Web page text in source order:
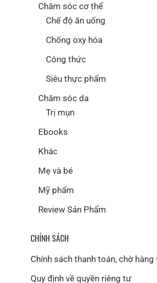
Chăm sóc cơ thể
Chế độ ăn uống
Chống oxy hóa
Công thức
Siêu thực phẩm
Chăm sóc da
Trị mụn
Ebooks
Khác
Mẹ và bé
Mỹ phẩm
Review Sản Phẩm
CHÍNH SÁCH
Chính sách thanh toán, chờ hàng
Quy định về quyền riêng tư